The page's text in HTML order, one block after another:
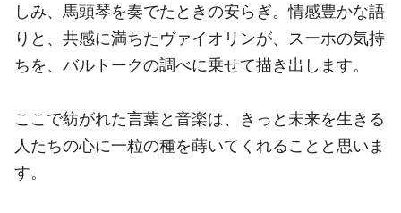
しみ、馬頭琴を奏でたときの安らぎ。情感豊かな語
りと、共感に満ちたヴァイオリンが、スーホの気持
ちを、バルトークの調べに乗せて描き出します。
ここで紡がれた言葉と音楽は、きっと未来を生きる
人たちの心に一粒の種を蒔いてくれることと思いま
す。